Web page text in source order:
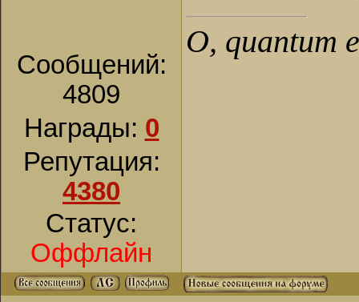
Сообщений:
4809
Награды: 0
Репутация:
4380
Статус:
Оффлайн
О, quantum